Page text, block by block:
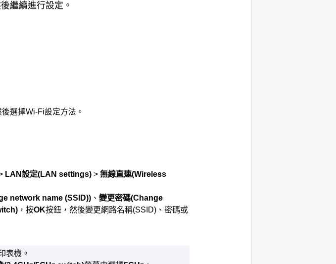
繼續進行設定。
選擇Wi-Fi設定方法。
LAN設定(LAN settings) > 無線直連(Wireless
network name (SSID)) 、 變更密碼(Change
，按OK按鈕，然後變更網路名稱(SSID)、密碼或
表機 。